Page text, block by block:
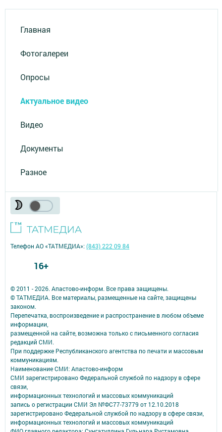
Главная
Фотогалереи
Опросы
Актуальное видео
Видео
Документы
Разное
© 2011 - 2026. Апастово-информ. Все права защищены.
© ТАТМЕДИА. Все материалы, размещенные на сайте, защищены
законом.
Перепечатка, воспроизведение и распространение в любом объеме
информации,
размещенной на сайте, возможна только с письменного согласия
редакций СМИ.
При поддержке Республиканского агентства по печати и массовым
коммуникациям.
Наименование СМИ: Апастово-информ
СМИ зарегистрировано Федеральной службой по надзору в сфере
связи,
информационных технологий и массовых коммуникаций
запись о регистрации СМИ Эл №ФС77-73779 от 12.10.2018
зарегистрировано Федеральной службой по надзору в сфере связи,
информационных технологий и массовых коммуникаций
Телефон АО «ТАТМЕДИА»:(843) 222 09 84
16+